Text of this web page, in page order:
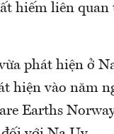
hiếm liên
phát hiện ở
hiện vào năm
Earths